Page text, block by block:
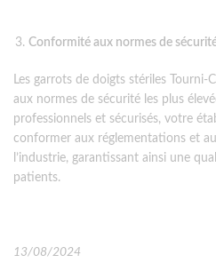
Conformité aux normes de
Les garrots de doigts stériles Tourni-
aux normes de sécurité les plus
professionnels et sécurisés, votre
conformer aux réglementations et
l’industrie, garantissant ainsi une
patients.
13/08/2024